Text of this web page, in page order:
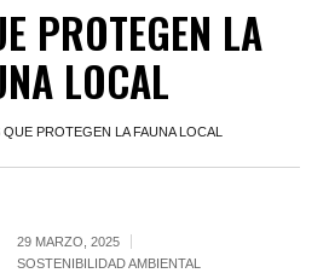
PROTEGEN LA
LOCAL
QUE PROTEGEN LA FAUNA LOCAL
29 MARZO, 2025
SOSTENIBILIDAD AMBIENTAL